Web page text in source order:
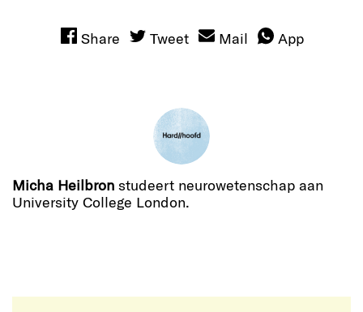
Share Tweet Mail App
Micha Heilbron studeert neurowetenschap aan
University College London.